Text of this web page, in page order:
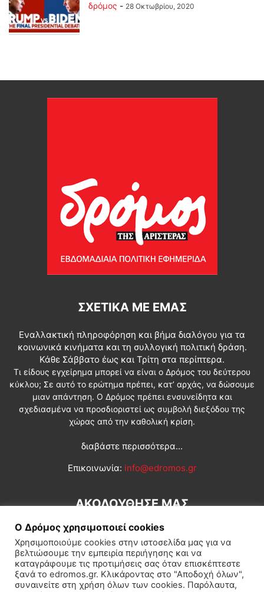
δρόμος - 28 Οκτωβρίου, 2020
ΣΧΕΤΙΚΆ ΜΕ ΕΜΆΣ
Εναλλακτική πληροφόρηση και βήμα διαλόγου για τα
κοινωνικά κινήματα και τη συλλογική πολιτική δράση.
Κάθε Σάββατο έως και Τρίτη στα περίπτερα.
Τι είδους εγχείρημα μπορεί να είναι ο Δρόμος του δεύτερου
κύκλου; Σε αυτό το ερώτημα πρέπει, κατ’ αρχάς, να δώσουμε
μιαν απάντηση. Ο Δρόμος πρέπει ενσυνείδητα και
σχεδιασμένα να προσδιοριστεί ως συμβολή διεξόδου της
χώρας από την καθολική κρίση.
διαβάστε περισσότερα...
Επικοινωνία: info@edromos.gr
ΑΚΟΛΟΥΘΗΣΕ ΜΑΣ
Εγγραφή συνδρομητή Πολιτική Διεθνή Κοινωνία
Ο Δρόμος χρησιμοποιεί cookies
Χρησιμοποιούμε cookies στην ιστοσελίδα μας για να
βελτιώσουμε την εμπειρία περιήγησης και να
καταγράφουμε τις προτιμήσεις σας όταν επισκέπτεστε
ξανά το edromos.gr. Κλικάροντας στο "Αποδοχή όλων",
συναινείτε στη χρήση όλων των cookies. Παρόλαυτα,